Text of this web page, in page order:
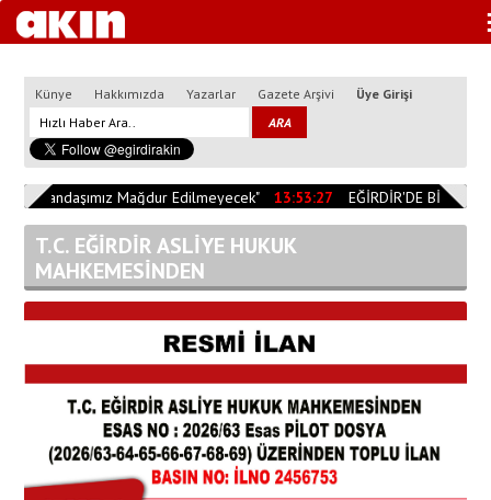
Künye Hakkımızda Yazarlar Gazete Arşivi Üye Girişi
"Vatandaşımız Mağdur Edilmeyecek" 13:53:27 EĞİRDİR'DE
T.C. EĞİRDİR ASLİYE HUKUK
MAHKEMESİNDEN